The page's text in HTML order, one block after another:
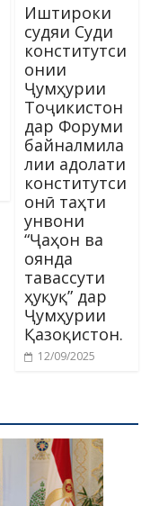
Иштироки
судяи Суди
конститутси
онии
Ҷумҳурии
Тоҷикистон
дар Форуми
байналмила
лии адолати
конститутси
онӣ таҳти
унвони
“Ҷаҳон ва
оянда
тавассути
ҳуқуқ” дар
Ҷумҳурии
Қазоқистон.
12/09/2025